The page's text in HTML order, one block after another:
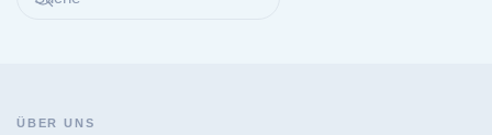
ÜBER UNS